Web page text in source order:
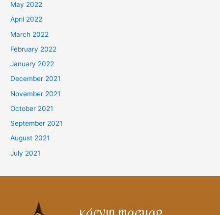
May 2022
April 2022
March 2022
February 2022
January 2022
December 2021
November 2021
October 2021
September 2021
August 2021
July 2021